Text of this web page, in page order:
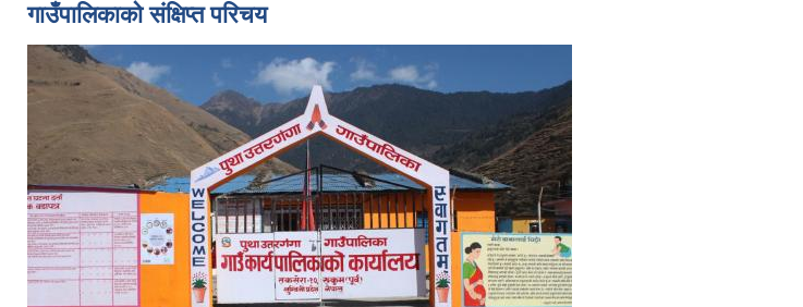
गाउँपालिकाको संक्षिप्त परिचय